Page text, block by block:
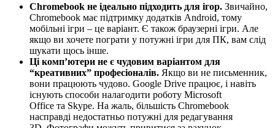
Chromebook не ідеально підходить для ігор. Звичайно,
Chromebook має підтримку додатків Android, тому
мобільні ігри – це варіант. Є також браузерні ігри. Але
якщо ви хочете пограти у потужні ігри для ПК, вам слід
шукати щось інше.
Ці комп’ютери не є чудовим варіантом для
“креативних” професіоналів. Якщо ви не письменник,
вони працюють чудово. Google Drive працює, і навіть
існують способи налагодити роботу Microsoft
Office та Skype. На жаль, більшість Chromebook
насправді недостатньо потужні для редагування